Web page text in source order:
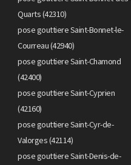
Quarts (42310)
pose gouttiere Saint-Bonnet-le-
Courreau (42940)
pose gouttiere Saint-Chamond
(42400)
pose gouttiere Saint-Cyprien
(42160)
pose gouttiere Saint-Cyr-de-
Valorges (42114)
pose gouttiere Saint-Denis-de-